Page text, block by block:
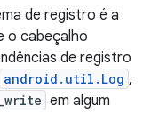
de registro é a
o cabeçalho
de registro
android.util.Log ,
em algum